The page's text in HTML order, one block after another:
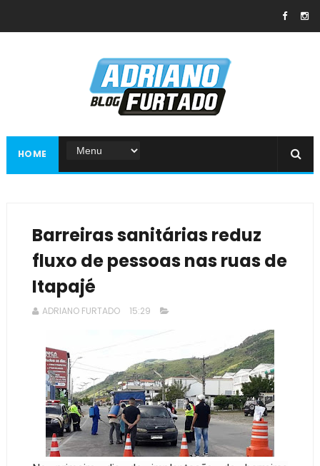
HOME
Barreiras sanitárias reduz
fluxo de pessoas nas ruas de
Itapajé
ADRIANO FURTADO 15:29